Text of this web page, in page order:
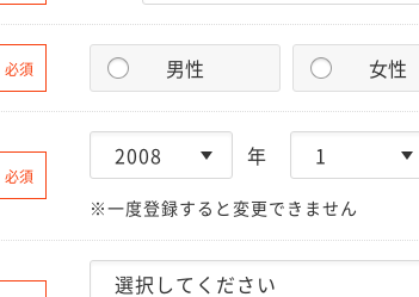
必須 男性 女性
必須
年
※一度登録すると変更できません